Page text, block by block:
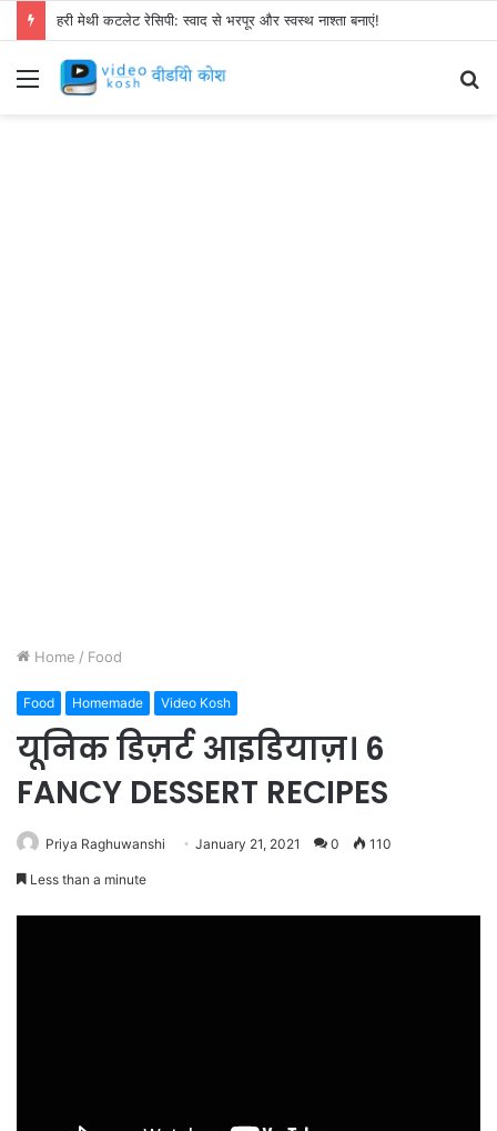
हरी मेथी कटलेट रेसिपी: स्वाद से भरपूर और स्वस्थ नाश्ता बनाएं!
Menu
Home / Food
Food Homemade Video Kosh
यूनिक डिज़र्ट आइडियाज़। 6
FANCY DESSERT RECIPES
Priya Raghuwanshi January 21, 2021 0 110
Less than a minute